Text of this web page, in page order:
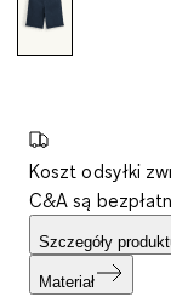
Koszt odsyłki
C&A są
Szczegóły
Materiał